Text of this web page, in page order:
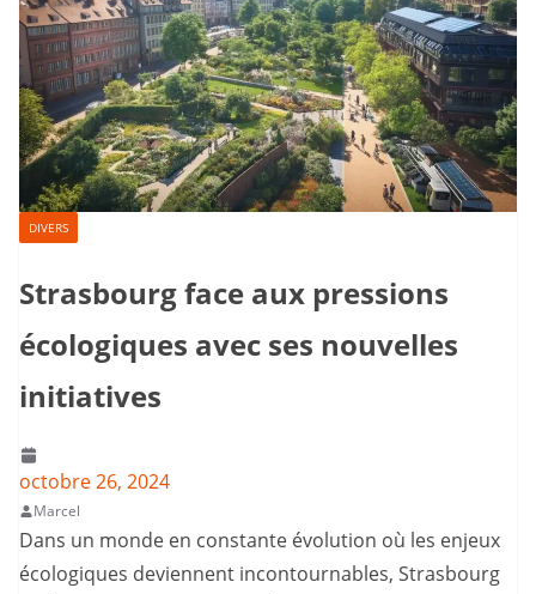
DIVERS
Strasbourg face aux pressions
écologiques avec ses nouvelles
initiatives
octobre 26, 2024
Marcel
Dans un monde en constante évolution où les enjeux
écologiques deviennent incontournables, Strasbourg